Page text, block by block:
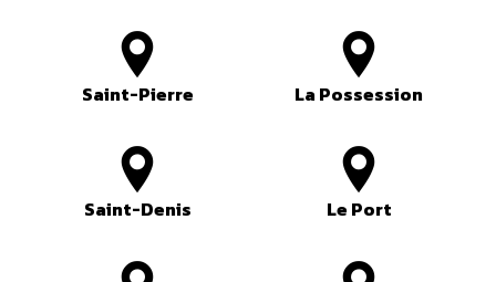
Saint-Pierre La Possession
Saint-Denis Le Port